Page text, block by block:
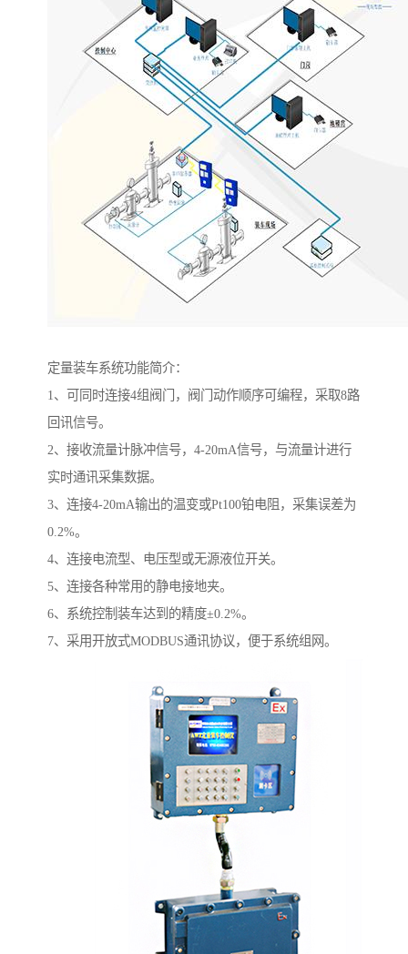
定量装车系统功能简介：
1、可同时连接4组阀门，阀门动作顺序可编程，采取8路
回讯信号。
2、接收流量计脉冲信号，4-20mA信号，与流量计进行
实时通讯采集数据。
3、连接4-20mA输出的温变或Pt100铂电阻，采集误差为
0.2%。
4、连接电流型、电压型或无源液位开关。
5、连接各种常用的静电接地夹。
6、系统控制装车达到的精度±0.2%。
7、采用开放式MODBUS通讯协议，便于系统组网。